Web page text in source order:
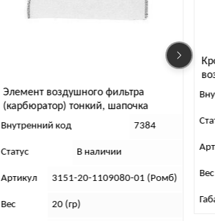
Элемент воздушного фильтра
(карбюратор) тонкий, шапочка
Внутренний код 7384
Статус В наличии
Артикул 3151-20-1109080-01 (Ромб)
Вес 20 (гр)
Вес